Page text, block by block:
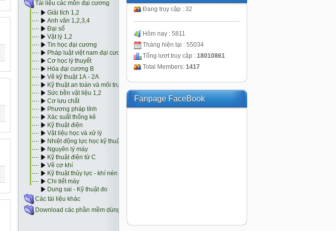
Đang truy cập : 32
Hôm nay : 5811
Tháng hiện tại : 55034
Tổng lượt truy cập : 18010861
Total Members: 1417
Fanpage FaceBook